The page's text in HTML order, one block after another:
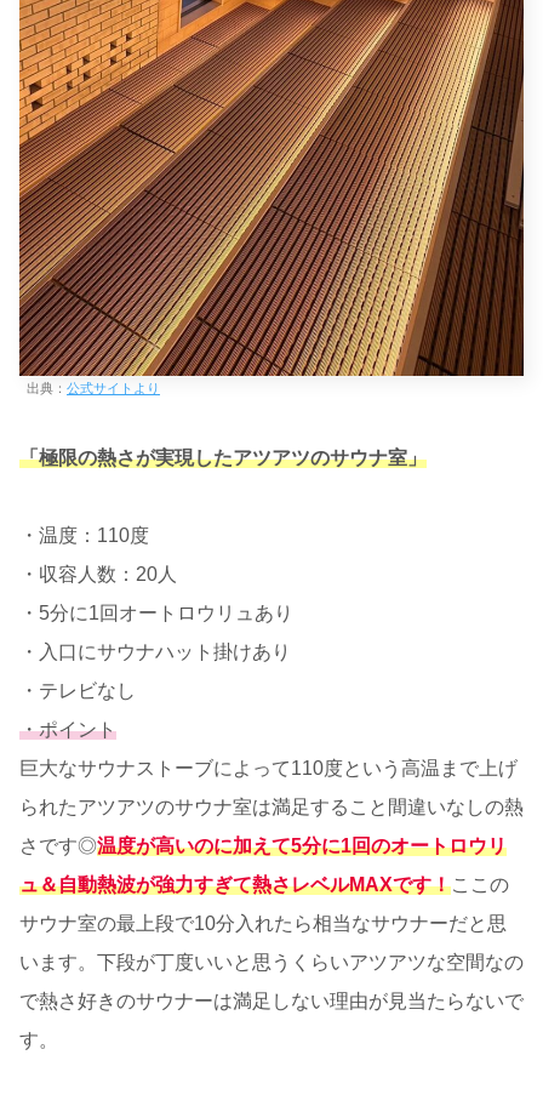
出典： 公式サイトより
「極限の熱さが実現したアツアツのサウナ室」
・温度：110度
・収容人数：20人
・5分に1回オートロウリュあり
・入口にサウナハット掛けあり
・テレビなし
・ポイント
巨大なサウナストーブによって110度という高温まで上げ
られたアツアツのサウナ室は満足すること間違いなしの熱
さです◎温度が高いのに加えて5分に1回のオートロウリ
ュ＆自動熱波が強力すぎて熱さレベルMAXです！ここの
サウナ室の最上段で10分入れたら相当なサウナーだと思
います。下段が丁度いいと思うくらいアツアツな空間なの
で熱さ好きのサウナーは満足しない理由が見当たらないで
す。